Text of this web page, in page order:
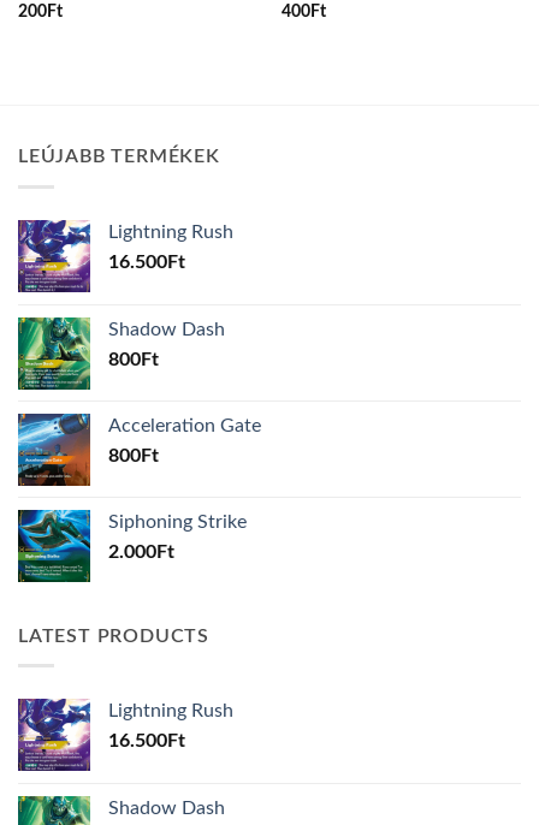
200Ft
400Ft
LEÚJABB TERMÉKEK
Lightning Rush
16.500Ft
Shadow Dash
800Ft
Acceleration Gate
800Ft
Siphoning Strike
2.000Ft
LATEST PRODUCTS
Lightning Rush
16.500Ft
Shadow Dash